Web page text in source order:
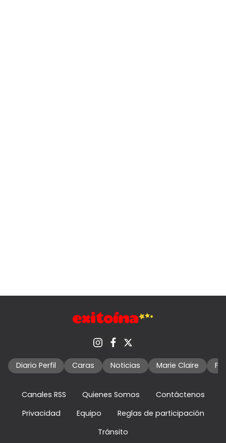
Diario Perfil Caras Noticias Marie Claire
Canales RSS Quienes Somos
Contáctenos
Privacidad
Equipo
Reglas de participación
Tránsito